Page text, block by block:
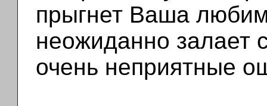
прыгнет Ваша
неожиданно залает
очень неприятные